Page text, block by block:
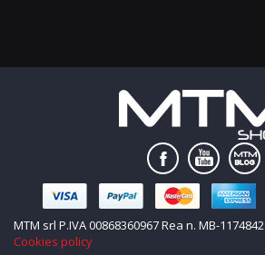
MTM srl P.IVA 00868360967 Rea n. MB-1174842
Cookies policy